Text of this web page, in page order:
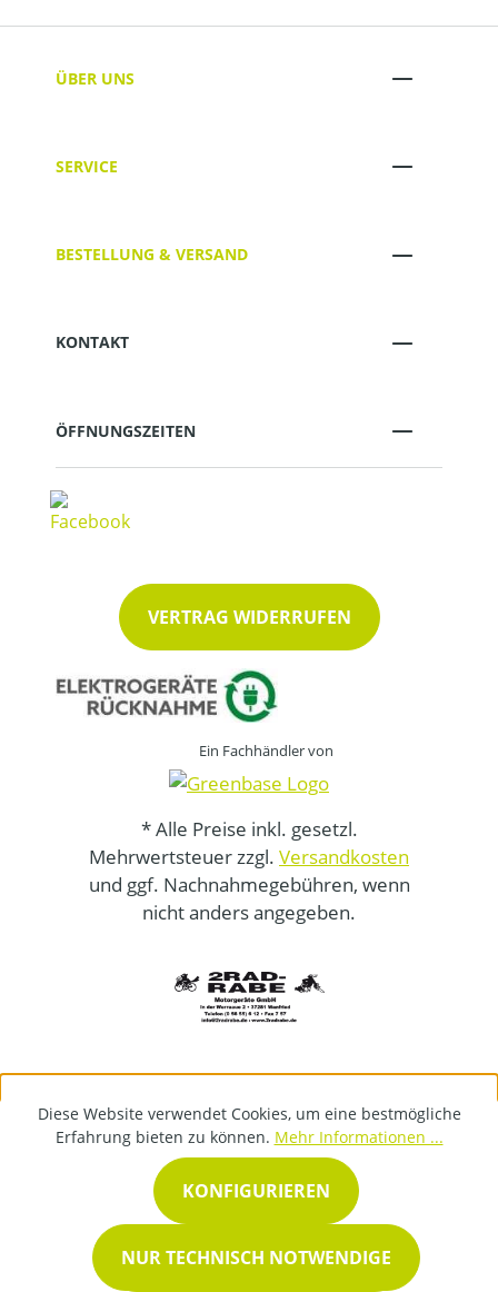
ÜBER UNS
SERVICE
BESTELLUNG & VERSAND
KONTAKT
ÖFFNUNGSZEITEN
VERTRAG WIDERRUFEN
Ein Fachhändler von
* Alle Preise inkl. gesetzl.
Mehrwertsteuer zzgl. Versandkosten
und ggf. Nachnahmegebühren, wenn
nicht anders angegeben.
Diese Website verwendet Cookies, um eine bestmögliche
Erfahrung bieten zu können. Mehr Informationen ...
NUR TECHNISCH NOTWENDIGE
KONFIGURIEREN